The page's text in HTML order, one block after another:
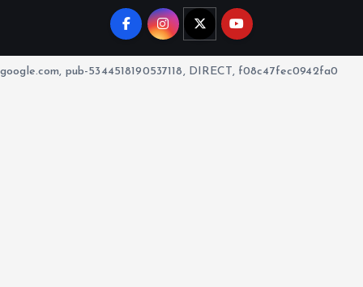
google.com, pub-5344518190537118, DIRECT, f08c47fec0942fa0